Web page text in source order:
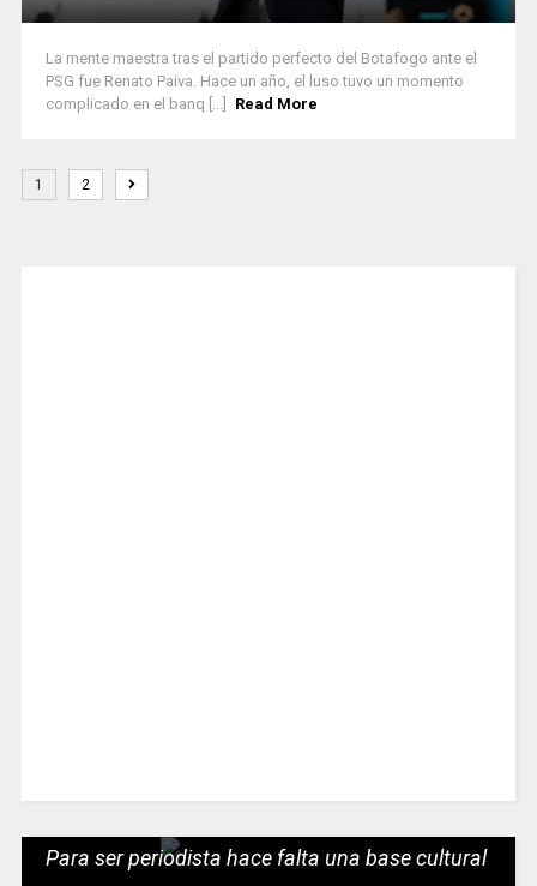
La mente maestra tras el partido perfecto del Botafogo ante el
PSG fue Renato Paiva. Hace un año, el luso tuvo un momento
complicado en el banq [...]
Read More
1 2
Para ser periodista hace falta una base cultural